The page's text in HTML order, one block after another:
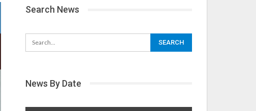
Search News
News By Date